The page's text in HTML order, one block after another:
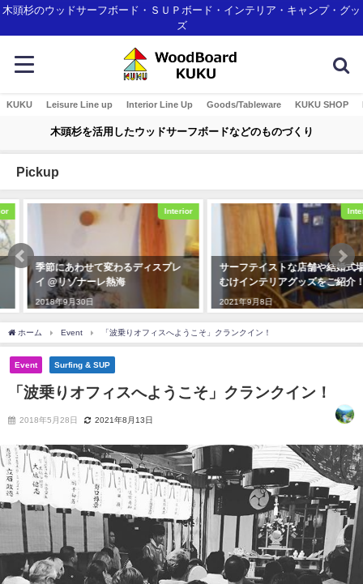
木頭杉のウッドサーフボード・ＳＵＰボード・インテリア・キャンプ・グッ
ズ
KUKU Leisure Line up Interior Line Up Goods/Tableware KUKU SHOP
木頭杉を活用したウッドサーフボードなどのものづくり
Pickup
Interior
季節にあわせて変わるディスプレ
イ @リゾナーレ熱海
2018年9月30日
Interior
サーフテイストな店舗や結婚式場
むけインテリアグッズをご紹介！
2021年9月8日
ホーム Event 「波乗りオフィスへようこそ」クランクイン！
Event Surfing & SUP
「波乗りオフィスへようこそ」クランクイン！
2018年5月28日 2021年8月13日